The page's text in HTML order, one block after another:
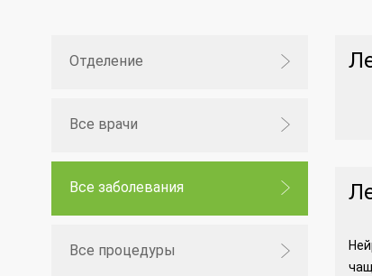
Отделение
Все врачи
Все заболевания
Все процедуры